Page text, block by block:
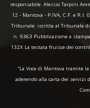
responsabile: Alessio Tarpini
12 - Mantova - P.IVA, C.F. e
Tribunale: iscritta al Tribunale
n. 9363 Pubblicazione a
132X La testata fruisce dei
“La Voce di Mantova tramite
aderendo alla carta dei servizi